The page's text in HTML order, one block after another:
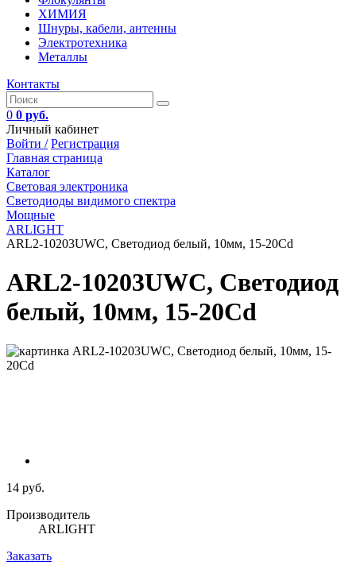
ХИМИЯ
Шнуры, кабели, антенны
Электротехника
Металлы
Контакты
0 0 руб.
Личный кабинет
Войти / Регистрация
Главная страница
Каталог
Световая электроника
Светодиоды видимого спектра
Мощные
ARLIGHT
ARL2-10203UWС, Светодиод белый, 10мм, 15-20Cd
ARL2-10203UWС, Светодиод
белый, 10мм, 15-20Cd
14 руб.
Производитель
ARLIGHT
Заказать